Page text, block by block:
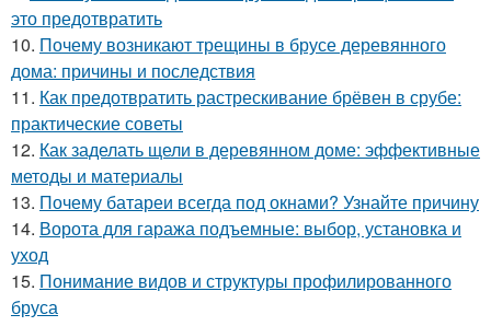
это предотвратить
10. Почему возникают трещины в брусе деревянного
дома: причины и последствия
11. Как предотвратить растрескивание брёвен в срубе:
практические советы
12. Как заделать щели в деревянном доме: эффективные
методы и материалы
13. Почему батареи всегда под окнами? Узнайте причину
14. Ворота для гаража подъемные: выбор, установка и
уход
15. Понимание видов и структуры профилированного
бруса